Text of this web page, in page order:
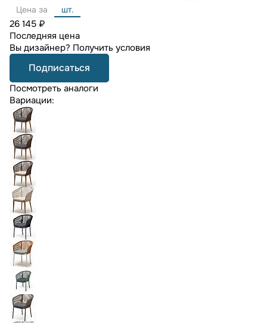
Цена за шт.
26 145 ₽
Последняя цена
Вы дизайнер? Получить условия
Подписаться
Посмотреть аналоги
Вариации: